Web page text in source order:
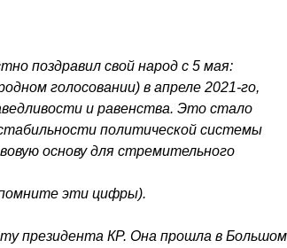
поздравил свой народ с 5 мая:
голосовании) в апреле 2021-го,
и равенства. Это стало
политической системы
основу для стремительного
эти цифры).
президента КР. Она прошла в Большом